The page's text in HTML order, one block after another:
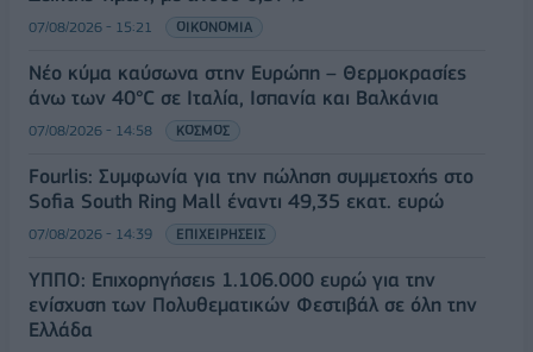
07/08/2026 - 15:21 ΟΙΚΟΝΟΜΙΑ
Νέο κύμα καύσωνα στην Ευρώπη – Θερμοκρασίες
άνω των 40°C σε Ιταλία, Ισπανία και Βαλκάνια
07/08/2026 - 14:58 ΚΟΣΜΟΣ
Fourlis: Συμφωνία για την πώληση συμμετοχής στο
Sofia South Ring Mall έναντι 49,35 εκατ. ευρώ
07/08/2026 - 14:39 ΕΠΙΧΕΙΡΗΣΕΙΣ
ΥΠΠΟ: Επιχορηγήσεις 1.106.000 ευρώ για την
ενίσχυση των Πολυθεματικών Φεστιβάλ σε όλη την
Ελλάδα